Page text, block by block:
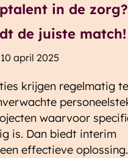
in de
de juiste match!
10 april 2025
krijgen regelmatig te
waarvoor
is. Dan biedt interim
effectieve oplossing.